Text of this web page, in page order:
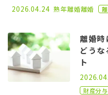
2020.12.25
2026.04.24 熟年離婚離婚
離婚時
どう
ト
財産分与